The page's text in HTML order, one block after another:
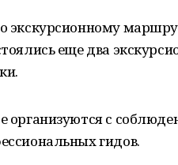
экскурсионному
еще два
организуются с
гидов.